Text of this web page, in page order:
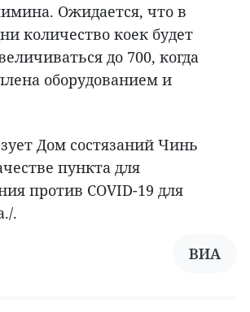
Ожидается, что в
количество коек будет
до 700, когда
оборудованием и
Дом состязаний Чинь
пункта для
против COVID-19 для
.
ВИА